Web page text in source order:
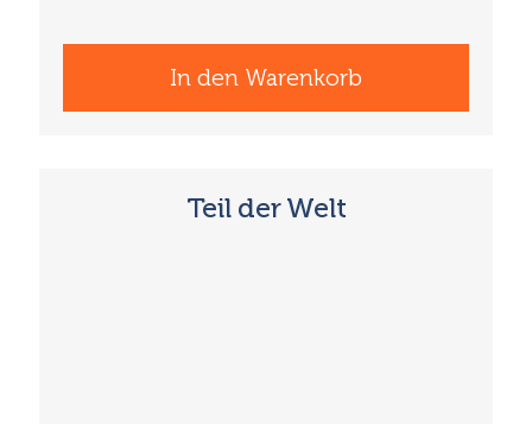
In den Warenkorb
Teil der Welt